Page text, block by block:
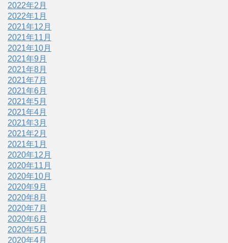
2022年2月
2022年1月
2021年12月
2021年11月
2021年10月
2021年9月
2021年8月
2021年7月
2021年6月
2021年5月
2021年4月
2021年3月
2021年2月
2021年1月
2020年12月
2020年11月
2020年10月
2020年9月
2020年8月
2020年7月
2020年6月
2020年5月
2020年4月